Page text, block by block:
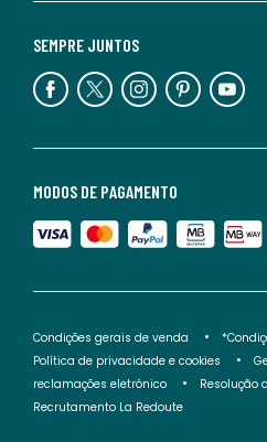
MODOS DE PAGAMENTO
SEMPRE JUNTOS
Condições gerais de venda
Política de privacidade e cookies
reclamações eletrónico
Resolução
Recrutamento La Redoute